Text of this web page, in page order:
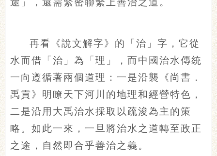
再看《說文解字》的「治」字，它從
水而借「治」為「理」，而中國治水傳統
一向遵循著兩個道理：一是沿襲《尚書．
禹貢》明瞭天下河川的地理和經營特色，
二是沿用大禹治水採取以疏浚為主的策
略。如此一來，一旦將治水之道轉至政正
之途，自然即合乎善治之義。